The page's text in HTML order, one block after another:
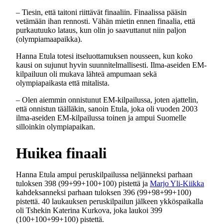
– Tiesin, että taitoni riittävät finaaliin. Finaalissa pääsin
vetämään ihan rennosti. Vähän mietin ennen finaalia, että
purkautuuko lataus, kun olin jo saavuttanut niin paljon
(olympiamaapaikka).
Hanna Etula totesi itseluottamuksen nousseen, kun koko
kausi on sujunut hyvin suunnitelmallisesti. Ilma-aseiden EM-
kilpailuun oli mukava lähteä ampumaan sekä
olympiapaikasta että mitalista.
– Olen aiemmin onnistunut EM-kilpailussa, joten ajattelin,
että onnistun täälläkin, sanoin Etula, joka oli vuoden 2003
ilma-aseiden EM-kilpailussa toinen ja ampui Suomelle
silloinkin olympiapaikan.
Huikea finaali
Hanna Etula ampui peruskilpailussa neljänneksi parhaan
tuloksen 398 (99+99+100+100) pistettä ja Marjo Yli-Kiikka
kahdeksanneksi parhaan tuloksen 396 (99+98+99+100)
pistettä. 40 laukauksen peruskilpailun jälkeen ykköspaikalla
oli Tshekin Katerina Kurkova, joka laukoi 399
(100+100+99+100) pistettä.